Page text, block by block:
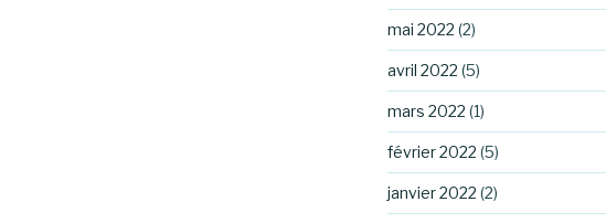
mai 2022 (2)
avril 2022 (5)
mars 2022 (1)
février 2022 (5)
janvier 2022 (2)